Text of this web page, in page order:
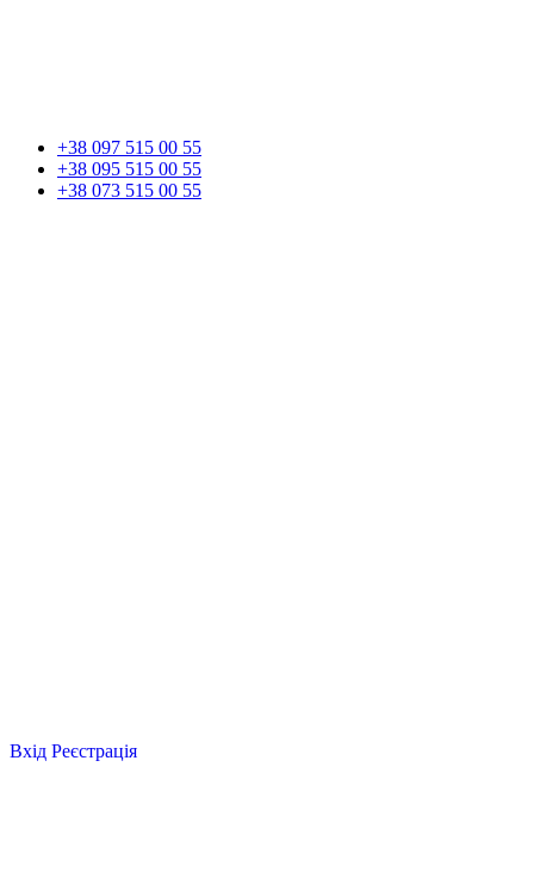
+38 097 515 00 55
+38 095 515 00 55
+38 073 515 00 55
Вхід Реєстрація